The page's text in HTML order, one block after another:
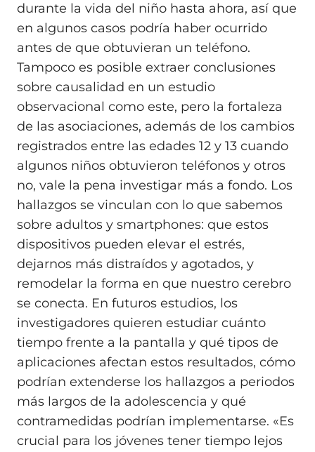
durante la vida del niño hasta ahora, así que
en algunos casos podría haber ocurrido
antes de que obtuvieran un teléfono.
Tampoco es posible extraer conclusiones
sobre causalidad en un estudio
observacional como este, pero la fortaleza
de las asociaciones, además de los cambios
registrados entre las edades 12 y 13 cuando
algunos niños obtuvieron teléfonos y otros
no, vale la pena investigar más a fondo. Los
hallazgos se vinculan con lo que sabemos
sobre adultos y smartphones: que estos
dispositivos pueden elevar el estrés,
dejarnos más distraídos y agotados, y
remodelar la forma en que nuestro cerebro
se conecta. En futuros estudios, los
investigadores quieren estudiar cuánto
tiempo frente a la pantalla y qué tipos de
aplicaciones afectan estos resultados, cómo
podrían extenderse los hallazgos a periodos
más largos de la adolescencia y qué
contramedidas podrían implementarse. «Es
crucial para los jóvenes tener tiempo lejos